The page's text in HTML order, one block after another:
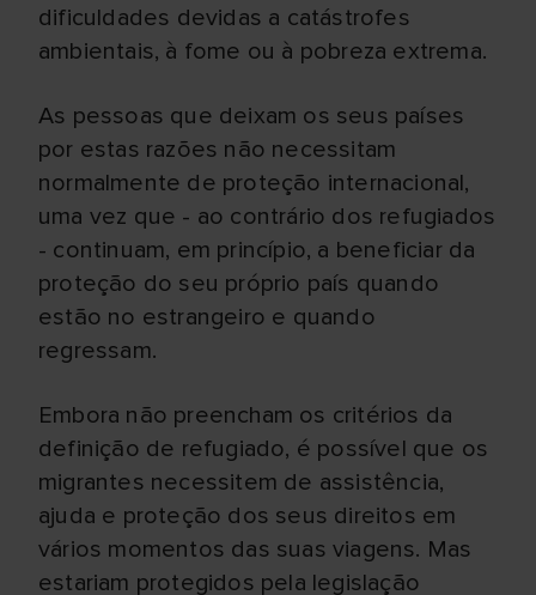
dificuldades devidas a catástrofes
ambientais, à fome ou à pobreza extrema.
As pessoas que deixam os seus países
por estas razões não necessitam
normalmente de proteção internacional,
uma vez que - ao contrário dos refugiados
- continuam, em princípio, a beneficiar da
proteção do seu próprio país quando
estão no estrangeiro e quando
regressam.
Embora não preencham os critérios da
definição de refugiado, é possível que os
migrantes necessitem de assistência,
ajuda e proteção dos seus direitos em
vários momentos das suas viagens. Mas
estariam protegidos pela legislação